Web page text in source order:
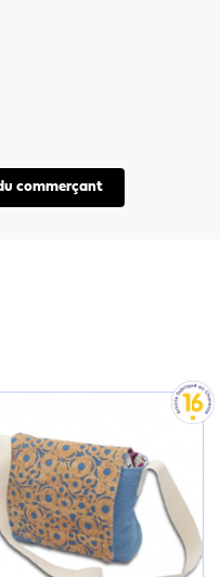
commerçant